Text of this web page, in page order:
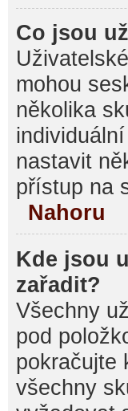
Co jsou
mohou
několika
nastavit
přístup na
Nahoru
Kde jsou
zařadit?
Všechny
pod
pokračujte
všechny